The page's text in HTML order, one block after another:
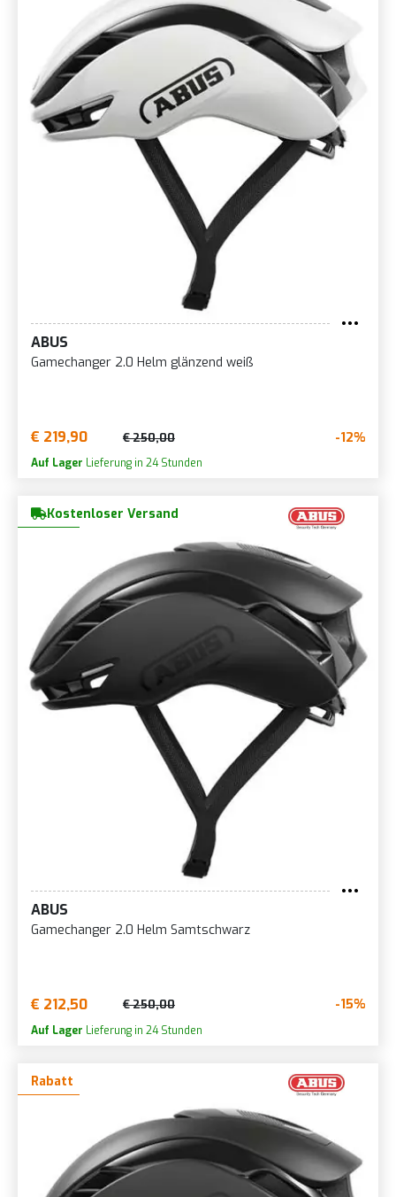
ABUS
Gamechanger 2.0 Helm glänzend weiß
€ 219,90 € 250,00 -12%
Auf Lager Lieferung in 24 Stunden
Kostenloser Versand
ABUS
Gamechanger 2.0 Helm Samtschwarz
€ 212,50 € 250,00 -15%
Auf Lager Lieferung in 24 Stunden
Rabatt